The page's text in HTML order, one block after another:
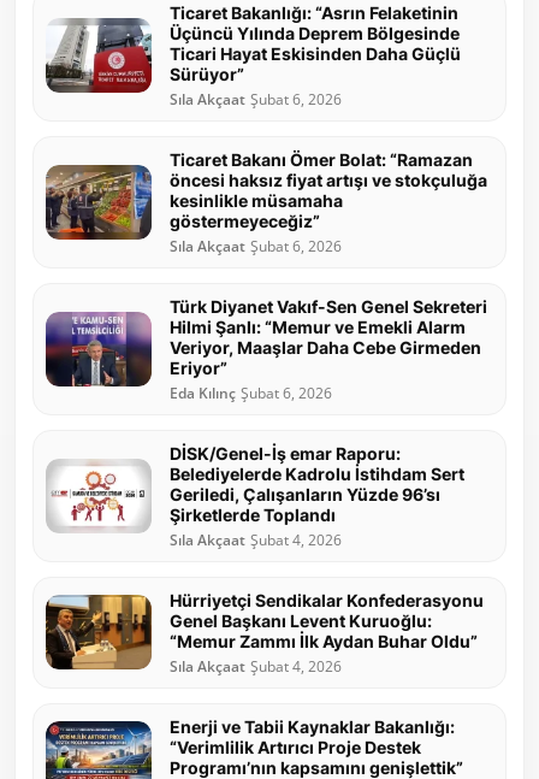
Ticaret Bakanlığı: “Asrın Felaketinin
Üçüncü Yılında Deprem Bölgesinde
Ticari Hayat Eskisinden Daha Güçlü
Sürüyor”
Sıla Akçaat Şubat 6, 2026
Ticaret Bakanı Ömer Bolat: “Ramazan
öncesi haksız fiyat artışı ve stokçuluğa
kesinlikle müsamaha
göstermeyeceğiz”
Sıla Akçaat Şubat 6, 2026
Türk Diyanet Vakıf-Sen Genel Sekreteri
Hilmi Şanlı: “Memur ve Emekli Alarm
Veriyor, Maaşlar Daha Cebe Girmeden
Eriyor”
Eda Kılınç Şubat 6, 2026
DİSK/Genel-İş emar Raporu:
Belediyelerde Kadrolu İstihdam Sert
Geriledi, Çalışanların Yüzde 96’sı
Şirketlerde Toplandı
Sıla Akçaat Şubat 4, 2026
Hürriyetçi Sendikalar Konfederasyonu
Genel Başkanı Levent Kuruoğlu:
“Memur Zammı İlk Aydan Buhar Oldu”
Sıla Akçaat Şubat 4, 2026
Enerji ve Tabii Kaynaklar Bakanlığı:
“Verimlilik Artırıcı Proje Destek
Programı’nın kapsamını genişlettik”